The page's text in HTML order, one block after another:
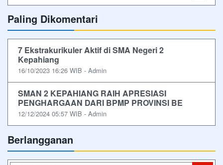
Paling Dikomentari
7 Ekstrakurikuler Aktif di SMA Negeri 2
Kepahiang
16/10/2023 16:26 WIB - Admin
SMAN 2 KEPAHIANG RAIH APRESIASI
PENGHARGAAN DARI BPMP PROVINSI BE
12/12/2024 05:57 WIB - Admin
Berlangganan